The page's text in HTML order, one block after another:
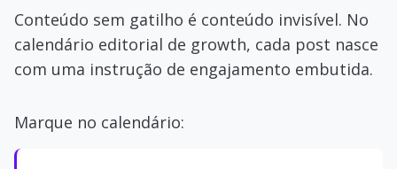
Conteúdo sem gatilho é conteúdo invisível. No
calendário editorial de growth, cada post nasce
com uma instrução de engajamento embutida.
Marque no calendário: